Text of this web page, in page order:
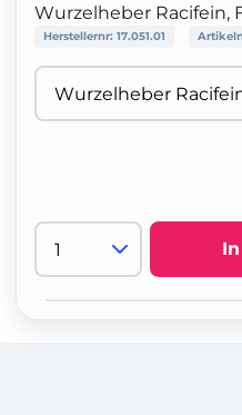
Wurzelheber Racifein,
Herstellernr: 17.051.01